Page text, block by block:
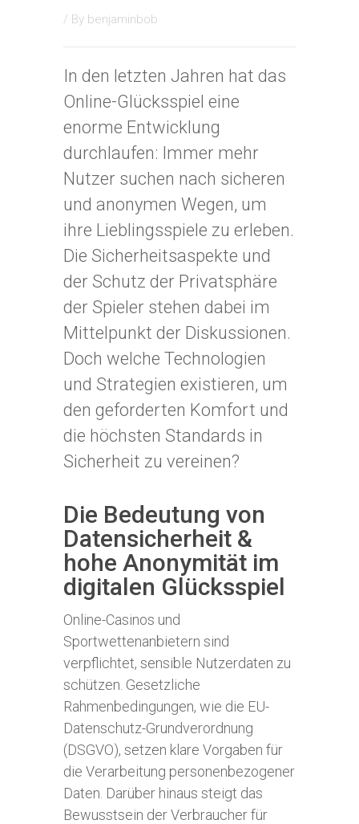
/ By benjaminbob
In den letzten Jahren hat das
Online-Glücksspiel eine
enorme Entwicklung
durchlaufen: Immer mehr
Nutzer suchen nach sicheren
und anonymen Wegen, um
ihre Lieblingsspiele zu erleben.
Die Sicherheitsaspekte und
der Schutz der Privatsphäre
der Spieler stehen dabei im
Mittelpunkt der Diskussionen.
Doch welche Technologien
und Strategien existieren, um
den geforderten Komfort und
die höchsten Standards in
Sicherheit zu vereinen?
Die Bedeutung von
Datensicherheit &
hohe Anonymität im
digitalen Glücksspiel
Online-Casinos und
Sportwettenanbietern sind
verpflichtet, sensible Nutzerdaten zu
schützen. Gesetzliche
Rahmenbedingungen, wie die EU-
Datenschutz-Grundverordnung
(DSGVO), setzen klare Vorgaben für
die Verarbeitung personenbezogener
Daten. Darüber hinaus steigt das
Bewusstsein der Verbraucher für